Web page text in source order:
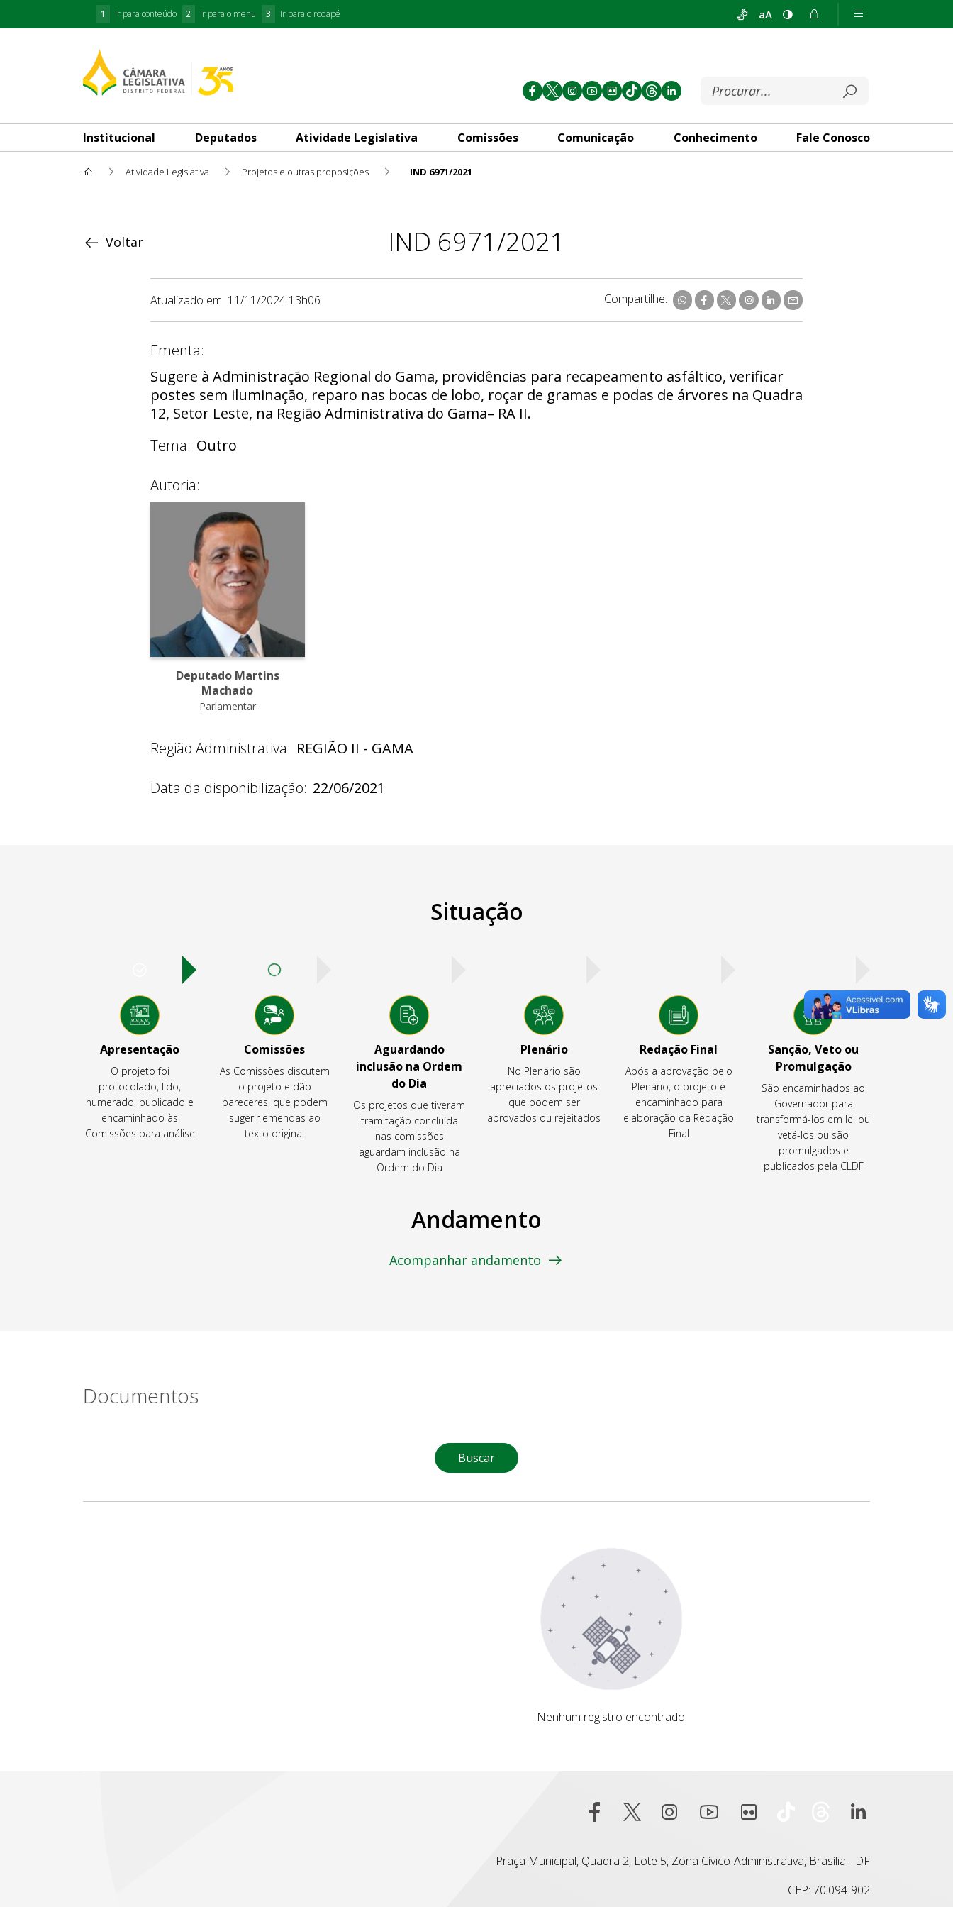
1 Ir para conteúdo 2 Ir para o menu 3 Ir para o rodapé aA
Institucional Deputados Atividade Legislativa Comissões Comunicação Conhecimento Fale Conosco
Atividade Legislativa Projetos e outras proposições IND 6971/2021
IND 6971/2021
Voltar
Atualizado em 11/11/2024 13h06 Compartilhe:
Ementa:
Sugere à Administração Regional do Gama, providências para recapeamento asfáltico, verificar
postes sem iluminação, reparo nas bocas de lobo, roçar de gramas e podas de árvores na Quadra
12, Setor Leste, na Região Administrativa do Gama– RA II.
Tema: Outro
Autoria:
Deputado Martins
Machado
Parlamentar
Região Administrativa: REGIÃO II - GAMA
Data da disponibilização: 22/06/2021
Situação
Apresentação
O projeto foi
protocolado, lido,
numerado, publicado e
encaminhado às
Comissões para análise
Comissões
As Comissões discutem
o projeto e dão
pareceres, que podem
sugerir emendas ao
texto original
Aguardando
inclusão na Ordem
do Dia
Os projetos que tiveram
tramitação concluída
nas comissões
aguardam inclusão na
Ordem do Dia
Plenário
No Plenário são
apreciados os projetos
que podem ser
aprovados ou rejeitados
Redação Final
Após a aprovação pelo
Plenário, o projeto é
encaminhado para
elaboração da Redação
Final
Sanção, Veto ou
Promulgação
São encaminhados ao
Governador para
transformá-los em lei ou
vetá-los ou são
promulgados e
publicados pela CLDF
Andamento
Acompanhar andamento
Documentos
Buscar
Nenhum registro encontradoNenhum registro encontrado
Praça Municipal, Quadra 2, Lote 5, Zona Cívico-Administrativa, Brasília - DF
CEP: 70.094-902